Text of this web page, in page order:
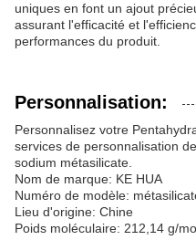
uniques en font un ajout
assurant l'efficacité et
performances du produit.
Personnalisation:
Personnalisez votre
services de personnalisation
sodium métasilicate.
Nom de marque: KE HUA
Numéro de modèle:
Lieu d'origine: Chine
Poids moléculaire: 212,14 g/